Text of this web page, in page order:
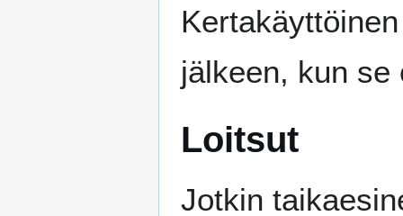
jälkeen, kun se
Loitsut
Jotkin